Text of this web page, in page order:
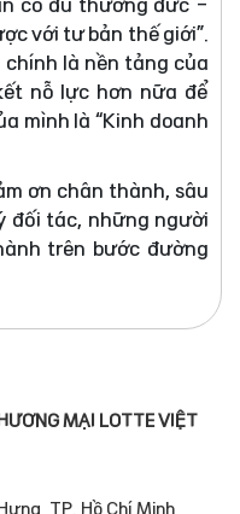
với tư bản thế giới”.
là nền tảng của
nỗ lực hơn nữa để
mình là “Kinh doanh
ơn chân thành, sâu
đối tác, những người
trên bước đường
MẠI LOTTE VIỆT
TP. Hồ Chí Minh